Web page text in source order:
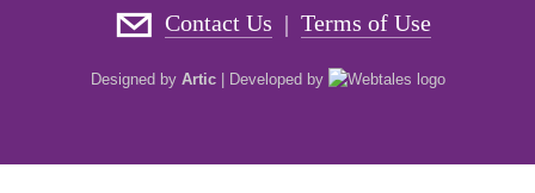
Terms of Use
|
Contact Us
Designed by Artic Developed by